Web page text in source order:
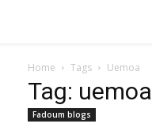
Home Tags Uemoa
Tag: uemoa
Fadoum blogs